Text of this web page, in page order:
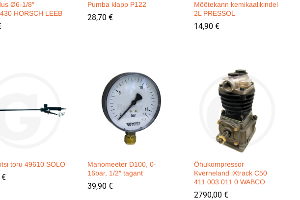
Ø6-1/8″
HORSCH LEEB
Pumba klapp P122
28,70 €
28,70 €
Mõõtekann kemikaalikindel
2L PRESSOL
14,90 €
14,90 €
toru 49610 SOLO
€
€
Manomeeter D100, 0-
16bar, 1/2″ tagant
39,90 €
39,90 €
Õhukompressor
Kverneland iXtrack C50
411 003 011 0 WABCO
2790,00 €
2790,00 €